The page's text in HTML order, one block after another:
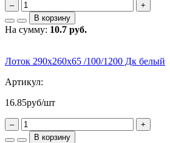
–
+
В корзину
На сумму: 10.7 руб.
Лоток 290х260х65 /100/1200 Дк белый
Артикул:
16.85руб/шт
–
+
В корзину